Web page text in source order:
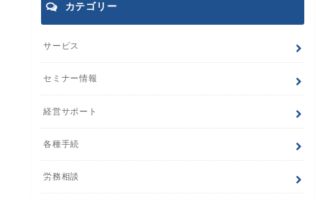
カテゴリー
サービス
セミナー情報
経営サポート
各種手続
労務相談